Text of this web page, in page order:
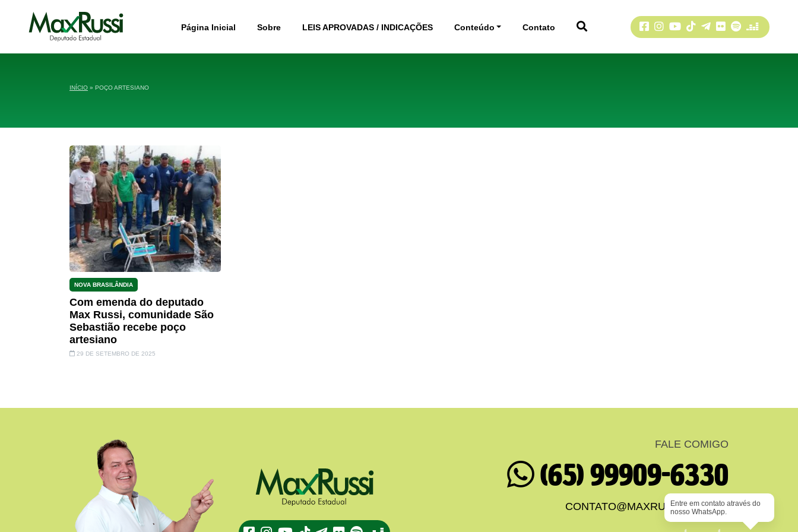
Entre em contato através do
nosso WhatsApp.
Página Inicial Sobre LEIS APROVADAS / INDICAÇÕES Conteúdo Contato Facebook
Instagram
YouTube
TikTokTelegram
FlickrSpotifyDeezer
INÍCIO » POÇO ARTESIANO
NOVA BRASILÂNDIA
Com emenda do deputado
Max Russi, comunidade São
Sebastião recebe poço
artesiano
29 DE SETEMBRO DE 2025
FALE COMIGO
(65) 99909-6330
CONTATO@MAXRUSSI.COM.BR